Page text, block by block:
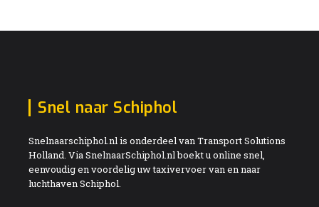
Snel naar Schiphol
Snelnaarschiphol.nl is onderdeel van Transport Solutions
Holland. Via SnelnaarSchiphol.nl boekt u online snel,
eenvoudig en voordelig uw taxivervoer van en naar
luchthaven Schiphol.